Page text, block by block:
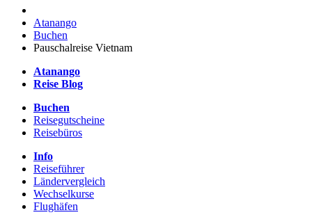
Atanango
Buchen
Pauschalreise Vietnam
Atanango
Reise Blog
Buchen
Reisegutscheine
Reisebüros
Info
Reiseführer
Ländervergleich
Wechselkurse
Flughäfen